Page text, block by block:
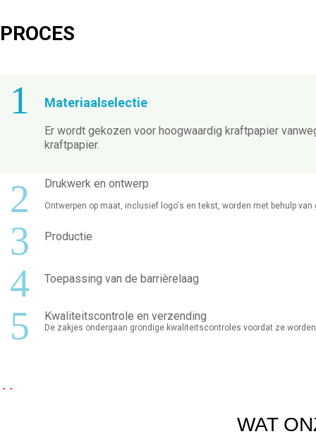
PROCES
1 Materiaalselectie
Er wordt gekozen voor hoogwaardig kraftpapier
kraftpapier.
2 Drukwerk en ontwerp
Ontwerpen op maat, inclusief logo's en tekst, worden met behulp
3 Productie
4 Toepassing van de barrièrelaag
5 Kwaliteitscontrole en verzending
De zakjes ondergaan grondige kwaliteitscontroles voordat ze
WAT